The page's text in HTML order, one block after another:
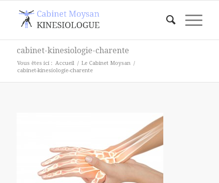
cabinet-kinesiologie-charente
Vous êtes ici : Accueil / Le Cabinet Moysan /
cabinet-kinesiologie-charente